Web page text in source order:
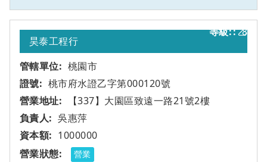
8
昊泰工程行
桃園市
桃市府水證乙字第000120號
【337】大園區致遠一路21號2樓
乙
吳惠萍
1000000
營業